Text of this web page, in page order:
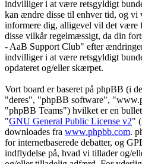
indvilliger i at være retsgyldigt
kan ændre disse til enhver tid, og vi
informere dig, alligevel vil det være
disse vilkår regelmæssigt, da din
- AaB Support Club" efter
indvilliger i at være retsgyldigt
opdateret og/eller skærpet.
Vort board er baseret på phpBB (i
"deres", "phpBB software",
"phpBB Teams") hvilket er en
"GNU General Public License v2"
downloades fra www.phpbb.com.
for internetbaserede debatter, og
indflydelse på, hvad vi tillader og/